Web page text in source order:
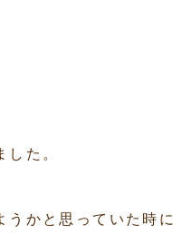
た。
かと思っていた時